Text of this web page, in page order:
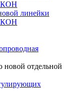
линейки
отдельной